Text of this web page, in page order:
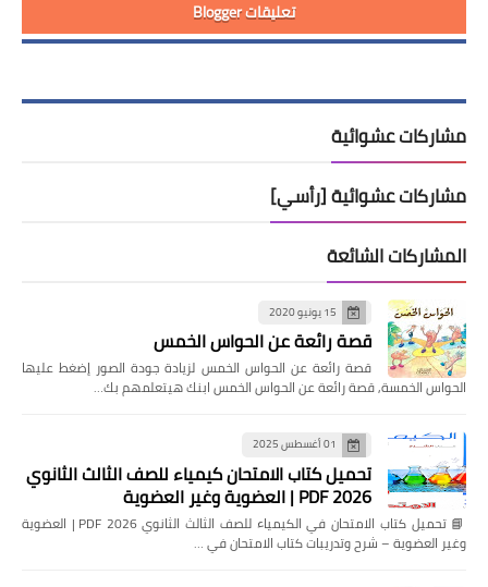
تعليقات Blogger
مشاركات عشوائية
مشاركات عشوائية [رأسي]
المشاركات الشائعة
15 يونيو 2020
قصة رائعة عن الحواس الخمس
قصة رائعة عن الحواس الخمس لزيادة جودة الصور إضغط عليها
الحواس الخمسة, قصة رائعة عن الحواس الخمس ابنك هيتعلمهم بك…
01 أغسطس 2025
تحميل كتاب الامتحان كيمياء للصف الثالث الثانوي
2026 PDF | العضوية وغير العضوية
📘 تحميل كتاب الامتحان في الكيمياء للصف الثالث الثانوي 2026 PDF | العضوية
وغير العضوية – شرح وتدريبات كتاب الامتحان في …